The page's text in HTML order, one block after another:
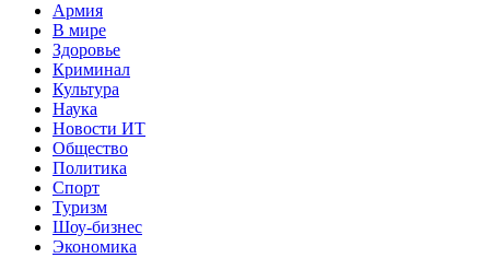
Армия
В мире
Здоровье
Криминал
Культура
Наука
Новости ИТ
Общество
Политика
Спорт
Туризм
Шоу-бизнес
Экономика